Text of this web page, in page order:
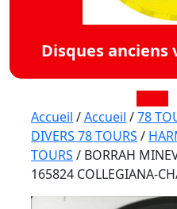
Disques anciens
Accueil /Accueil /78
DIVERS 78 TOURS /
TOURS / BORRAH
165824 COLLEGIANA-